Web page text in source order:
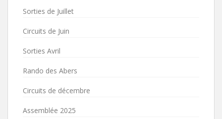
Sorties de Juillet
Circuits de Juin
Sorties Avril
Rando des Abers
Circuits de décembre
Assemblée 2025